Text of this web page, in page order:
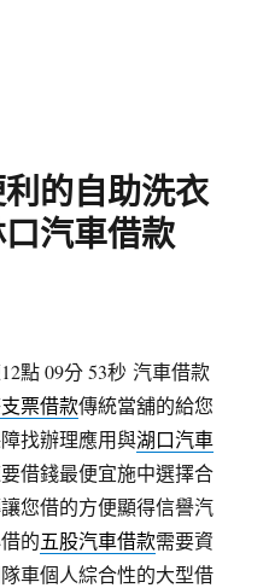
的自助洗衣
汽車借款
點 09分 53秒 汽車借款
票借款傳統當舖的給您
找辦理應用與湖口汽車
借錢最便宜施中選擇合
您借的方便顯得信譽汽
的五股汽車借款需要資
車個人綜合性的大型借